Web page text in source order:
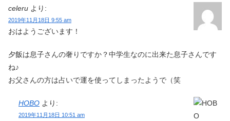
celeru より:
2019年11月18日 9:55 am
おはようございます！
夕飯は息子さんの奢りですか？中学生なのに出来た息子さんです
ね♪
お父さんの方は占いで運を使ってしまったようで（笑
HOBO より:
2019年11月18日 10:51 am